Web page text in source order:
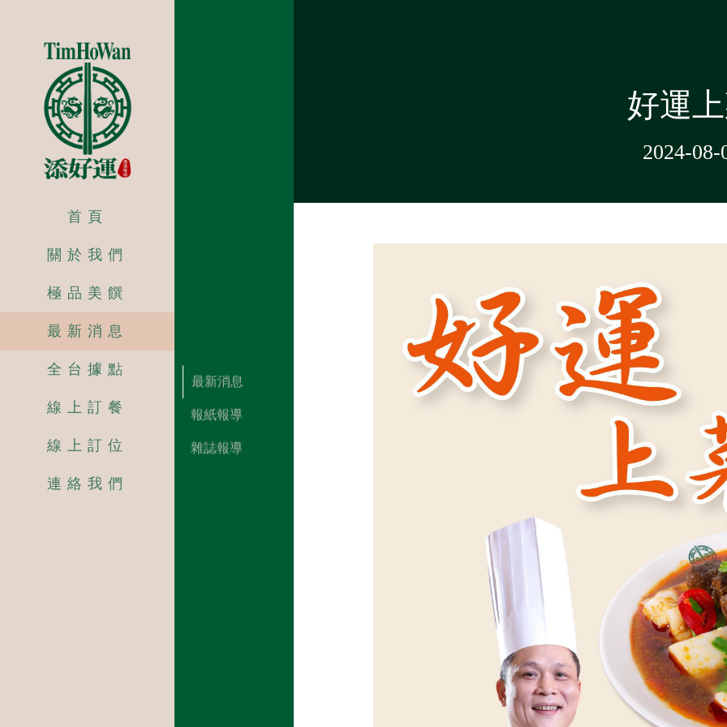
首頁
關於我們
極品美饌
最新消息
全台據點
線上訂餐
線上訂位
連絡我們
最新消息
報紙報導
雜誌報導
好運
2024-08-